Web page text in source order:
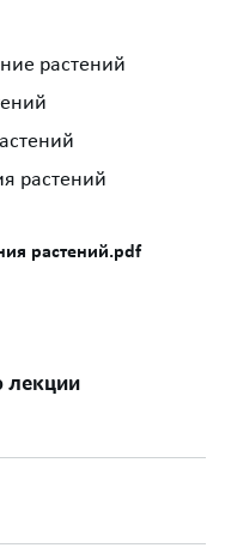
растений
растений
растений.pdf
лекции